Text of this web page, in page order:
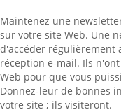
Maintenez une
sur votre site Web. Une
d'accéder régulièrement
réception e-mail. Ils
Web pour que vous
Donnez-leur de bonnes
votre site ; ils visiteront.